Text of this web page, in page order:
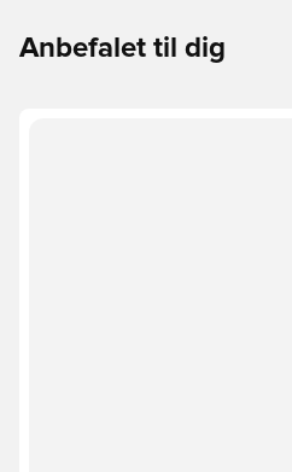
Anbefalet til dig